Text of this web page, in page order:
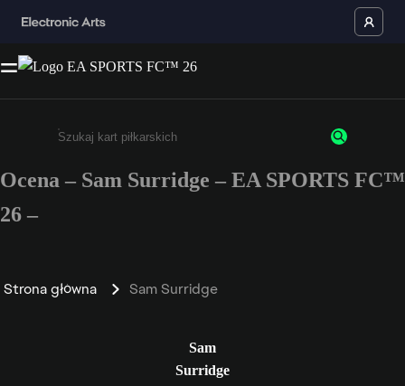
Wpisz co najmniej 3 znaki lub cyfry.
Ocena – Sam Surridge – EA SPORTS FC™
26 –
Strona główna Sam Surridge
Sam
Surridge